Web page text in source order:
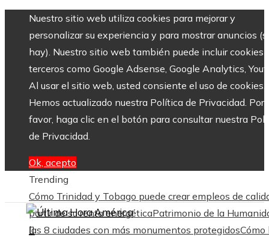
Nuestro sitio web utiliza cookies para mejorar y
personalizar su experiencia y para mostrar anuncios
hay). Nuestro sitio web también puede incluir cookies
terceros como Google Adsense, Google Analytics,
Al usar el sitio web, usted consiente el uso de cookies.
Hemos actualizado nuestra Política de Privacidad. Por
favor, haga clic en el botón para consultar nuestra
de Privacidad.
Ok, acepto
Trending
Cómo Trinidad y Tobago puede crear empleos de
partir de su renta energéticaPatrimonio de la
las 8 ciudades con más monumentos protegidosCómo